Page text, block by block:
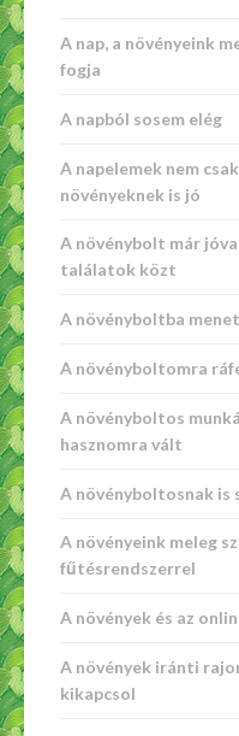
A nap, a növényeink
fogja
A napból sosem elég
A napelemek nem
növényeknek is jó
A növénybolt már
találatok közt
A növényboltba
A növényboltomra
A növényboltos
hasznomra vált
A növényboltosnak is
A növényeink meleg
fűtésrendszerrel
A növények és az
A növények iránti
kikapcsol